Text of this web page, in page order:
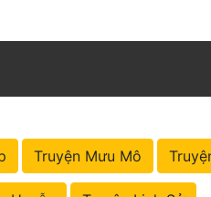
Truyện Mưu Mô